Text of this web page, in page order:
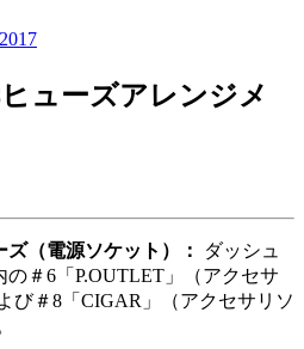
ヒューズアレンジメ
（電源ソケット）：
ダッシュ
＃6「P.OUTLET」（アクセサ
び＃8「CIGAR」（アクセサリソ